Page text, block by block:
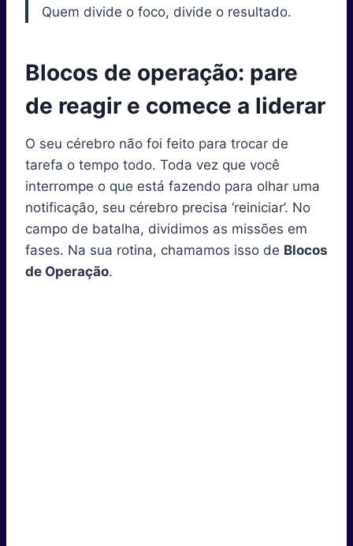
Quem divide o foco, divide o resultado.
Blocos de operação: pare
de reagir e comece a liderar
O seu cérebro não foi feito para trocar de
tarefa o tempo todo. Toda vez que você
interrompe o que está fazendo para olhar uma
notificação, seu cérebro precisa ‘reiniciar’. No
campo de batalha, dividimos as missões em
fases. Na sua rotina, chamamos isso de Blocos
de Operação.